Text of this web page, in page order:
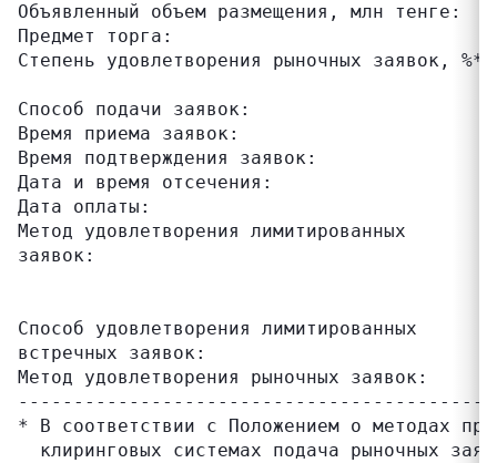
Объявленный объем размещения, млн
Предмет торга:
Степень удовлетворения рыночных
Способ подачи заявок:
Время приема заявок:
Время подтверждения заявок:
Дата и время отсечения:
Дата оплаты:
Метод удовлетворения лимитированных
заявок:
Способ удовлетворения лимитированных
встречных заявок:
Метод удовлетворения рыночных заявок:
* В соответствии с Положением о методах
клиринговых системах подача рыночных